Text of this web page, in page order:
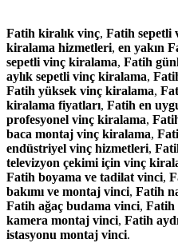
Fatih kiralık vinç, Fatih sepetli
kiralama hizmetleri, en yakın
sepetli vinç kiralama, Fatih
aylık sepetli vinç kiralama,
Fatih yüksek vinç kiralama,
kiralama fiyatları, Fatih en
profesyonel vinç kiralama,
baca montaj vinç kiralama,
endüstriyel vinç hizmetleri,
televizyon çekimi için vinç
Fatih boyama ve tadilat vinci,
bakımı ve montaj vinci, Fatih
Fatih ağaç budama vinci, Fatih
kamera montaj vinci, Fatih
istasyonu montaj vinci.